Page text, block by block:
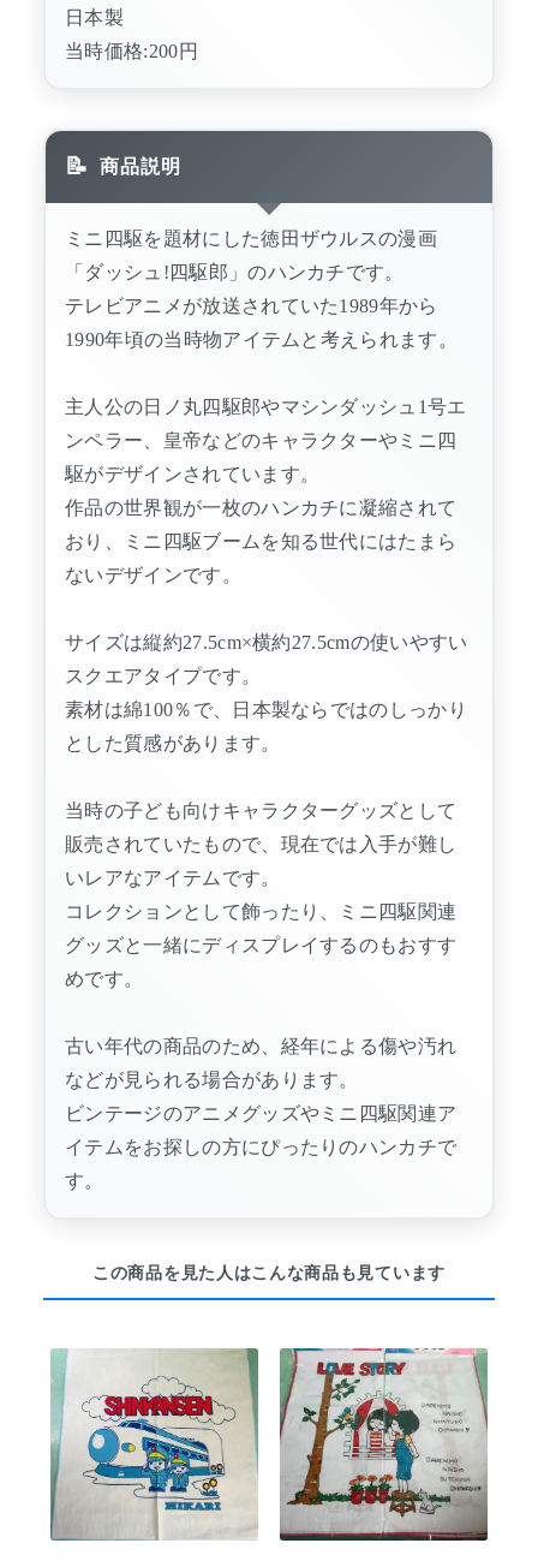
日本製
当時価格:200円
商品説明
ミニ四駆を題材にした徳田ザウルスの漫画
「ダッシュ!四駆郎」のハンカチです。
テレビアニメが放送されていた1989年から
1990年頃の当時物アイテムと考えられます。
主人公の日ノ丸四駆郎やマシンダッシュ1号エ
ンペラー、皇帝などのキャラクターやミニ四
駆がデザインされています。
作品の世界観が一枚のハンカチに凝縮されて
おり、ミニ四駆ブームを知る世代にはたまら
ないデザインです。
サイズは縦約27.5cm×横約27.5cmの使いやすい
スクエアタイプです。
素材は綿100％で、日本製ならではのしっかり
とした質感があります。
当時の子ども向けキャラクターグッズとして
販売されていたもので、現在では入手が難し
いレアなアイテムです。
コレクションとして飾ったり、ミニ四駆関連
グッズと一緒にディスプレイするのもおすす
めです。
古い年代の商品のため、経年による傷や汚れ
などが見られる場合があります。
ビンテージのアニメグッズやミニ四駆関連ア
イテムをお探しの方にぴったりのハンカチで
す。
この商品を見た人はこんな商品も見ています